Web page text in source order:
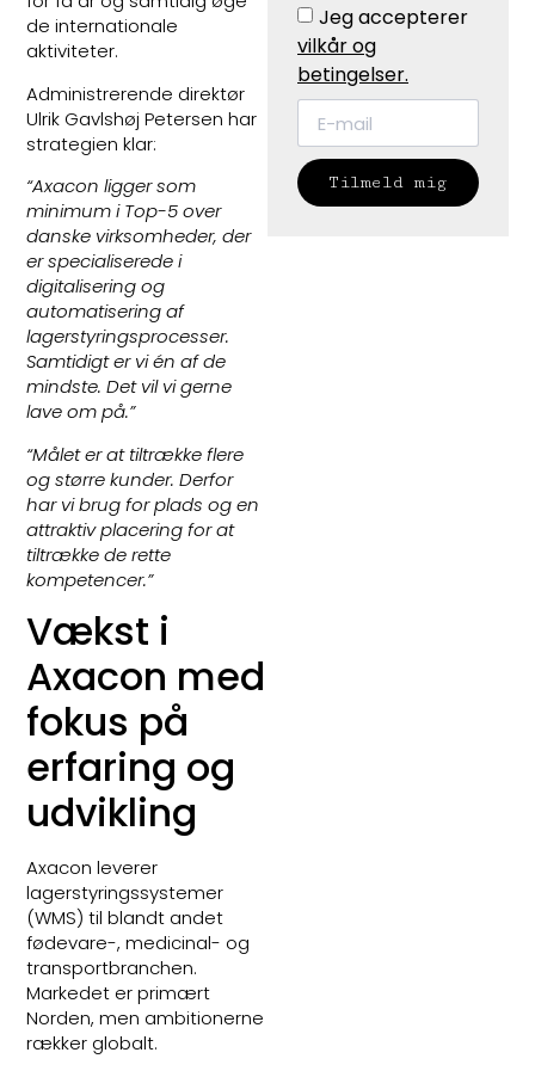
de internationale
aktiviteter.
Administrerende direktør
Ulrik Gavlshøj Petersen har
strategien klar:
“Axacon ligger som
minimum i Top-5 over
danske virksomheder, der
er specialiserede i
digitalisering og
automatisering af
lagerstyringsprocesser.
Samtidigt er vi én af de
mindste. Det vil vi gerne
lave om på.”
“Målet er at tiltrække flere
og større kunder. Derfor
har vi brug for plads og en
attraktiv placering for at
tiltrække de rette
kompetencer.”
Vækst i
Axacon med
fokus på
erfaring og
udvikling
Axacon leverer
lagerstyringssystemer
(WMS) til blandt andet
fødevare-, medicinal- og
transportbranchen.
Markedet er primært
Norden, men ambitionerne
rækker globalt.
Jeg accepterer
vilkår og
betingelser.
Tilmeld mig